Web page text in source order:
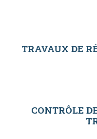
TRAVAUX DE
CONTRÔLE